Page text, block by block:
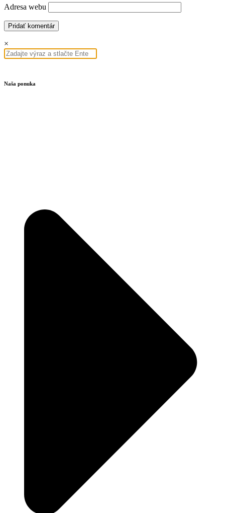
Adresa webu
×
Naša ponuka